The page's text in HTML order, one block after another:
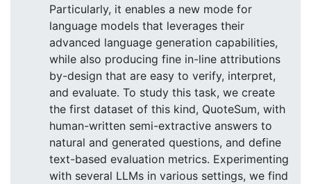
Particularly, it enables a new mode for
language models that leverages their
advanced language generation capabilities,
while also producing fine in-line attributions
by-design that are easy to verify, interpret,
and evaluate. To study this task, we create
the first dataset of this kind, QuoteSum, with
human-written semi-extractive answers to
natural and generated questions, and define
text-based evaluation metrics. Experimenting
with several LLMs in various settings, we find